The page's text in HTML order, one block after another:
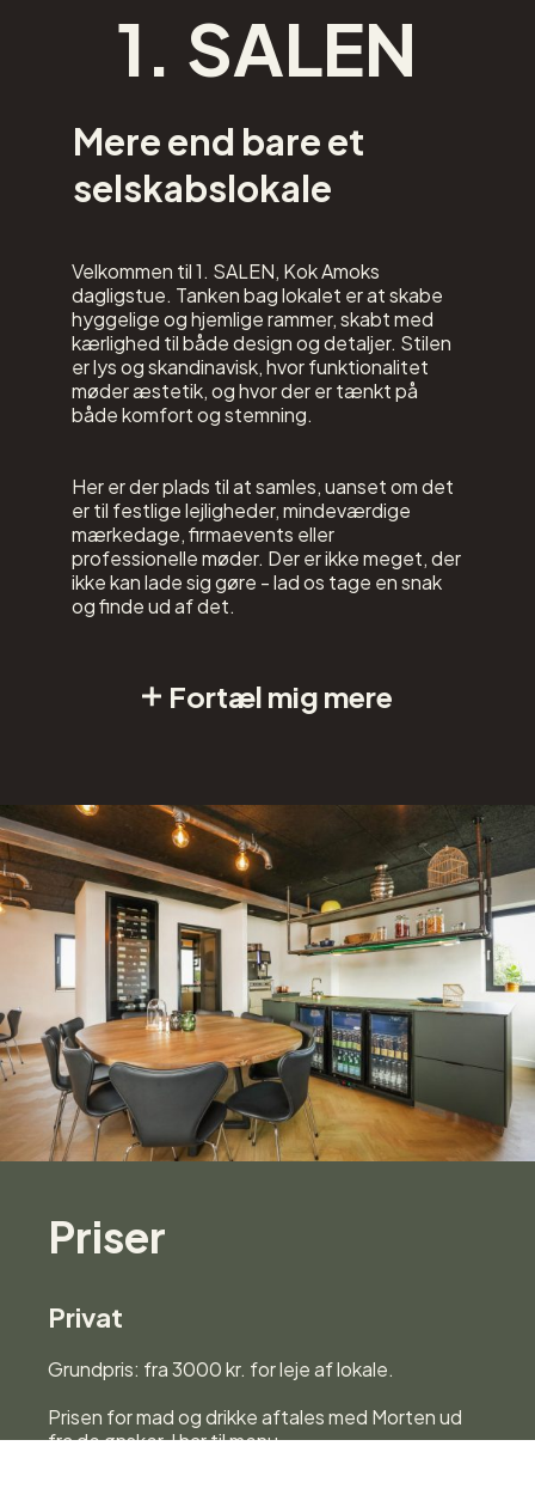
1. SALEN
Mere end bare et
selskabslokale
Velkommen til 1. SALEN, Kok Amoks
dagligstue. Tanken bag lokalet er at skabe
hyggelige og hjemlige rammer, skabt med
kærlighed til både design og detaljer. Stilen
er lys og skandinavisk, hvor funktionalitet
møder æstetik, og hvor der er tænkt på
både komfort og stemning.
Her er der plads til at samles, uanset om det
er til festlige lejligheder, mindeværdige
mærkedage, firmaevents eller
professionelle møder. Der er ikke meget, der
ikke kan lade sig gøre - lad os tage en snak
og finde ud af det.
Fortæl mig mere
Priser
Privat
Grundpris: fra 3000 kr. for leje af lokale.
Prisen for mad og drikke aftales med Morten ud
fra de ønsker, I har til menu.